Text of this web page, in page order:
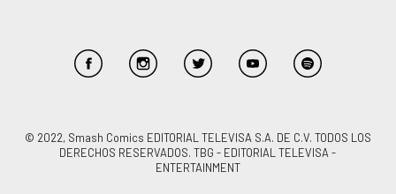
© 2022, Smash Comics EDITORIAL TELEVISA S.A. DE C.V. TODOS LOS
DERECHOS RESERVADOS. TBG - EDITORIAL TELEVISA -
ENTERTAINMENT